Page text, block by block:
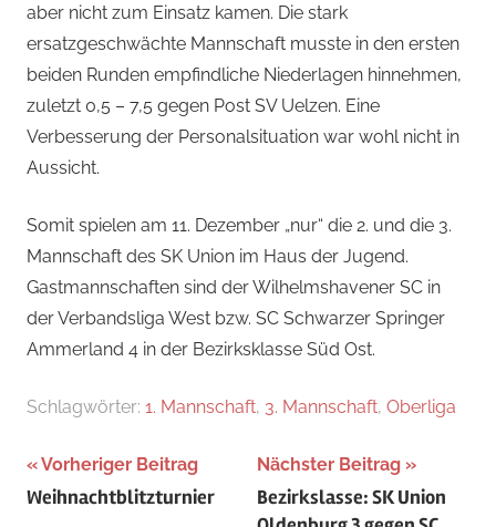
aber nicht zum Einsatz kamen. Die stark
ersatzgeschwächte Mannschaft musste in den ersten
beiden Runden empfindliche Niederlagen hinnehmen,
zuletzt 0,5 – 7,5 gegen Post SV Uelzen. Eine
Verbesserung der Personalsituation war wohl nicht in
Aussicht.
Somit spielen am 11. Dezember „nur“ die 2. und die 3.
Mannschaft des SK Union im Haus der Jugend.
Gastmannschaften sind der Wilhelmshavener SC in
der Verbandsliga West bzw. SC Schwarzer Springer
Ammerland 4 in der Bezirksklasse Süd Ost.
Schlagwörter: 1. Mannschaft, 3. Mannschaft, Oberliga
Beitragsnavigation
Vorheriger Beitrag
Weihnachtblitzturnier
Nächster Beitrag
Bezirkslasse: SK Union